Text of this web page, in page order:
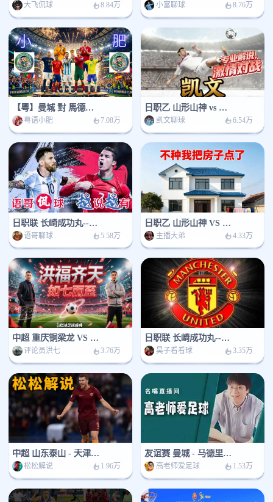
大飞侃球 8.84万 小富聊球 8.76万
【粵】曼城 對 馬德里體育會
粤语小肥 7.08万
日职乙 山形山神 vs 枥木大平
凯文聊球 6.54万
日职联 长崎成功丸--京都不死鸟
语哥聊球 5.58万
日职乙 山形山神 VS 枥木市FC
主播大弟 4.33万
中超 重庆铜梁龙 VS 上海海港
评论员洪七 3.76万
日职联 长崎成功丸--京都不死鸟
昊子看看球 3.35万
中超 山东泰山 - 天津津门虎
松松解说 1.96万
友谊赛 曼城 - 马德里竞技
高老师爱足球 1.53万